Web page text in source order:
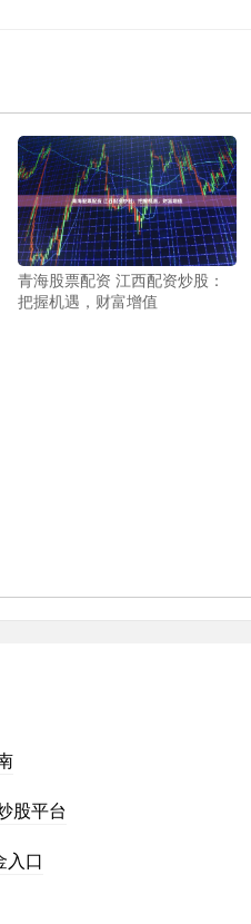
青海股票配资 江西配资炒股：
把握机遇，财富增值
股平台
入口